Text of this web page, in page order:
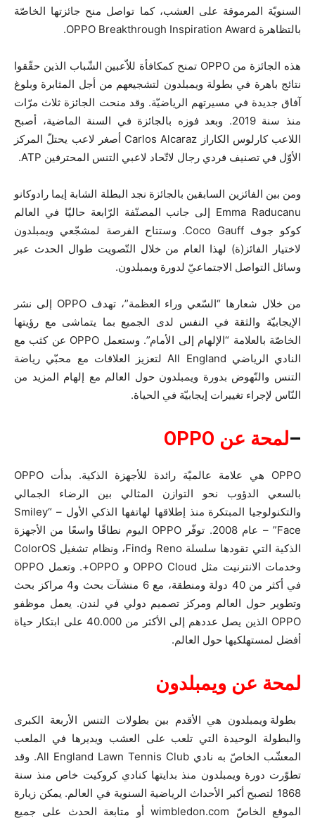
السنويّة المرموقة على العشب، كما تواصل منح جائزتها الخاصّة
بالتظاهرة OPPO Breakthrough Inspiration Award.
هذه الجائزة من OPPO تمنح كمكافأة للاّعبين الشّباب الذين حقّقوا
نتائج باهرة في بطولة ويمبلدون لتشجيعهم من أجل المثابرة وبلوغ
آفاق جديدة في مسيرتهم الرياضيّة. وقد منحت الجائزة ثلاث مرّات
منذ سنة 2019. وبعد فوزه بالجائزة في السنة الماضية، أصبح
اللاعب كارلوس الكاراز Carlos Alcaraz أصغر لاعب يحتلّ المركز
الأوّل في تصنيف فردي رجال لاتّحاد لاعبي التنس المحترفين ATP.
ومن بين الفائزين السابقين بالجائزة نجد البطلة الشابة إيما رادوكانو
Emma Raducanu إلى جانب المصنّفة الرّابعة حاليّا في العالم
كوكو جوف Coco Gauff. وستتاح الفرصة لمشجّعي ويمبلدون
لاختيار الفائز(ة) لهذا العام من خلال التّصويت طوال الحدث عبر
وسائل التواصل الاجتماعيّ لدورة ويمبلدون.
من خلال شعارها “السّعي وراء العظمة”، تهدف OPPO إلى نشر
الإيجابيّة والثقة في النفس لدى الجميع بما يتماشى مع رؤيتها
الخاصّة بالعلامة “الإلهام إلى الأمام”. وستعمل OPPO عن كثب مع
النادي الرياضي All England لتعزيز العلاقات مع محبّي رياضة
التنس والنّهوض بدورة ويمبلدون حول العالم مع إلهام المزيد من
النّاس لإجراء تغييرات إيجابيّة في الحياة.
–لمحة عن OPPO
OPPO هي علامة عالميّة رائدة للأجهزة الذكية. بدأت OPPO
بالسعي الدؤوب نحو التوازن المثالي بين الرضاء الجمالي
والتكنولوجيا المبتكرة منذ إطلاقها لهاتفها الذكي الأول – “Smiley
Face” – عام 2008. توفّر OPPO اليوم نطاقًا واسعًا من الأجهزة
الذكية التي تقودها سلسلة Reno وFind، ونظام تشغيل ColorOS
وخدمات الانترنيت مثل OPPO Cloud و OPPO+. وتعمل OPPO
في أكثر من 40 دولة ومنطقة، مع 6 منشآت بحث و4 مراكز بحث
وتطوير حول العالم ومركز تصميم دولي في لندن. يعمل موظفو
OPPO الذين يصل عددهم إلى الأكثر من 40.000 على ابتكار حياة
أفضل لمستهلكيها حول العالم.
لمحة عن ويمبلدون
بطولة ويمبلدون هي الأقدم بين بطولات التنس الأربعة الكبرى
والبطولة الوحيدة التي تلعب على العشب ويديرها في الملعب
المعشّب الخاصّ به نادي All England Lawn Tennis Club. وقد
تطوّرت دورة ويمبلدون منذ بدايتها كنادي كروكيت خاص منذ سنة
1868 لتصبح أكبر الأحداث الرياضية السنوية في العالم. يمكن زيارة
الموقع الخاصّ wimbledon.com أو متابعة الحدث على جميع